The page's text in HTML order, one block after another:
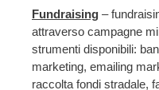
Fundraising –
attraverso campagne
strumenti disponibili:
marketing, emailing
raccolta fondi stradale,